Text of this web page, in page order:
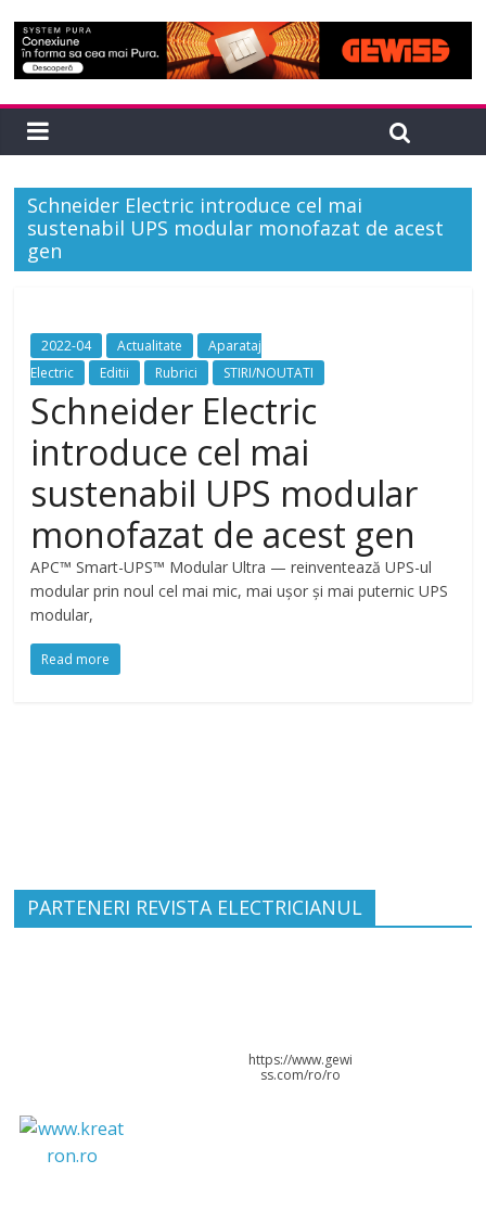
Schneider Electric introduce cel mai
sustenabil UPS modular monofazat de acest
gen
2022-04 Actualitate
Aparataj
Electric
Editii Rubrici STIRI/NOUTATI
Schneider Electric
introduce cel mai
sustenabil UPS modular
monofazat de acest gen
APC™ Smart-UPS™ Modular Ultra — reinventează UPS-ul
modular prin noul cel mai mic, mai ușor și mai puternic UPS
modular,
Read more
PARTENERI REVISTA ELECTRICIANUL
https://www.gewi
ss.com/ro/ro